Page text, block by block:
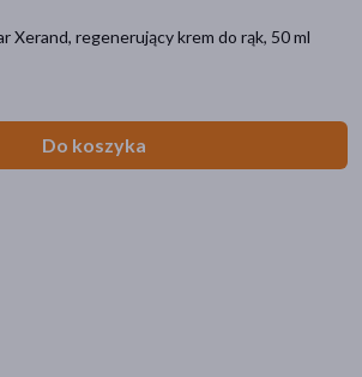
Xerand, regenerujący krem do rąk, 50 ml
Do koszyka